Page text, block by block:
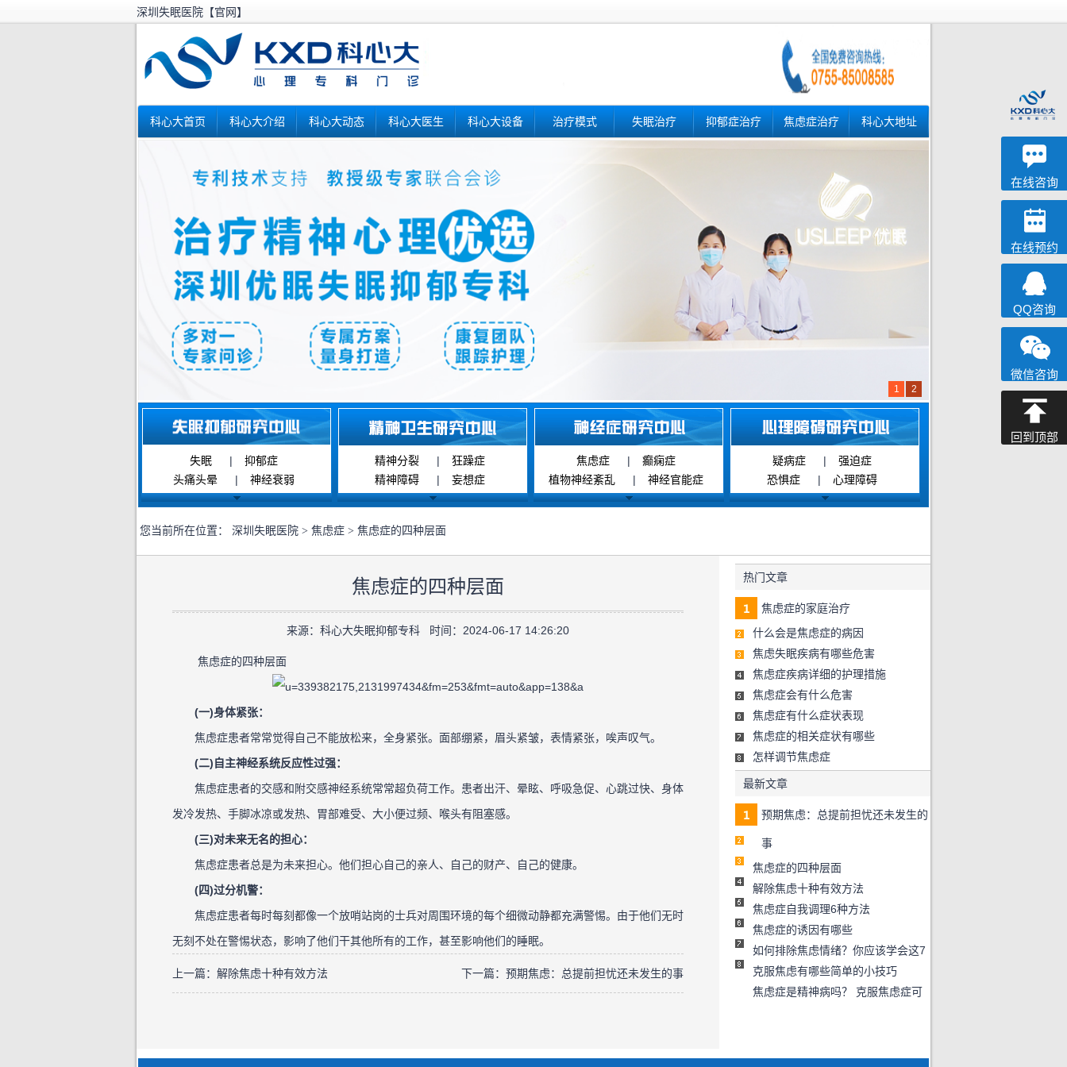
深圳失眠医院【官网】
科心大首页 科心大介绍 科心大动态 科心大医生 科心大设备 治疗模式 失眠治疗 抑郁症治疗 焦虑症治疗 科心大地址
1 2
失眠 |
抑郁症
头痛头晕
| 神经衰弱
精神分裂 |
狂躁症
精神障碍
| 妄想症
焦虑症 |
癫痫症
植物神经紊乱
| 神经官能症
疑病症 |
强迫症
恐惧症
| 心理障碍
您当前所在位置： 深圳失眠医院 > 焦虑症 > 焦虑症的四种层面
焦虑症的四种层面
来源：科心大失眠抑郁专科 时间：2024-06-17 14:26:20
焦虑症的四种层面
(一)身体紧张：
焦虑症患者常常觉得自己不能放松来，全身紧张。面部绷紧，眉头紧皱，表情紧张，唉声叹气。
(二)自主神经系统反应性过强：
焦虑症患者的交感和附交感神经系统常常超负荷工作。患者出汗、晕眩、呼吸急促、心跳过快、身体
发冷发热、手脚冰凉或发热、胃部难受、大小便过频、喉头有阻塞感。
(三)对未来无名的担心：
焦虑症患者总是为未来担心。他们担心自己的亲人、自己的财产、自己的健康。
(四)过分机警：
焦虑症患者每时每刻都像一个放哨站岗的士兵对周围环境的每个细微动静都充满警惕。由于他们无时
无刻不处在警惕状态，影响了他们干其他所有的工作，甚至影响他们的睡眠。
上一篇： 解除焦虑十种有效方法 下一篇： 预期焦虑：总提前担忧还未发生的事
热门文章
焦虑症的家庭治疗
什么会是焦虑症的病因
焦虑失眠疾病有哪些危害
焦虑症疾病详细的护理措施
焦虑症会有什么危害
焦虑症有什么症状表现
焦虑症的相关症状有哪些
怎样调节焦虑症
最新文章
预期焦虑：总提前担忧还未发生的
事
焦虑症的四种层面
解除焦虑十种有效方法
焦虑症自我调理6种方法
焦虑症的诱因有哪些
如何排除焦虑情绪？你应该学会这7
克服焦虑有哪些简单的小技巧
焦虑症是精神病吗？ 克服焦虑症可
深科
心理咨询
在线咨询
在线预约
QQ咨询
微信咨询
回到顶部